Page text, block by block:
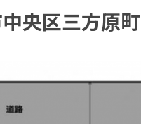
央区三方原町